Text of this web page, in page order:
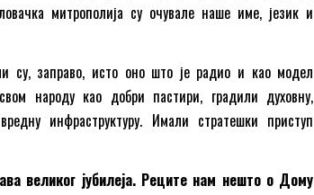
митрополија су очувале наше име, језик и
су, заправо, исто оно што је радио и као модел
народу као добри пастири, градили духовну,
инфраструктуру. Имали стратешки приступ
великог јубилеја. Реците нам нешто о Дому